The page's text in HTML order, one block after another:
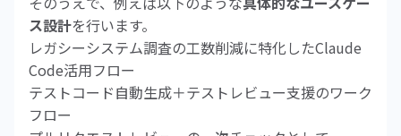
ス設計を行います。
レガシーシステム調査の工数削減に特化したClaude
Code活用フロー
テストコード自動生成＋テストレビュー支援のワーク
フロー